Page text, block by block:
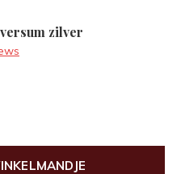
zilver